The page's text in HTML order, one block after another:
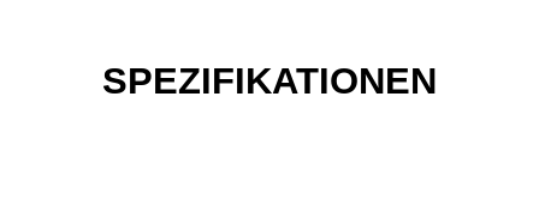
SPEZIFIKATIONEN